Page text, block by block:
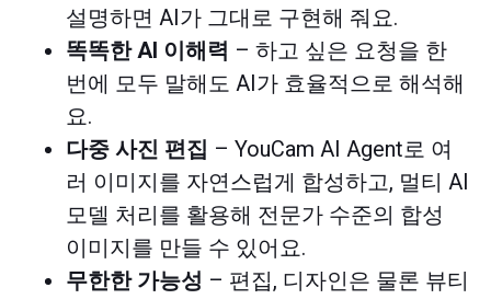
설명하면 AI가 그대로 구현해 줘요.
똑똑한 AI 이해력 – 하고 싶은 요청을 한
번에 모두 말해도 AI가 효율적으로 해석해
요.
다중 사진 편집 – YouCam AI Agent로 여
러 이미지를 자연스럽게 합성하고, 멀티 AI
모델 처리를 활용해 전문가 수준의 합성
이미지를 만들 수 있어요.
무한한 가능성 – 편집, 디자인은 물론 뷰티